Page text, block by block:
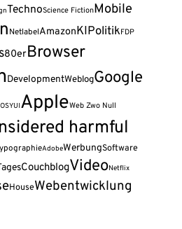
TechnoScience FictionMobile
NetlabelAmazonKIPolitikFDP
80erBrowser
DevelopmentWeblogGoogle
YUIAppleWeb Zwo Null
harmful
AdobeWerbungSoftware
CouchblogVideoNetflix
HouseWebentwicklung